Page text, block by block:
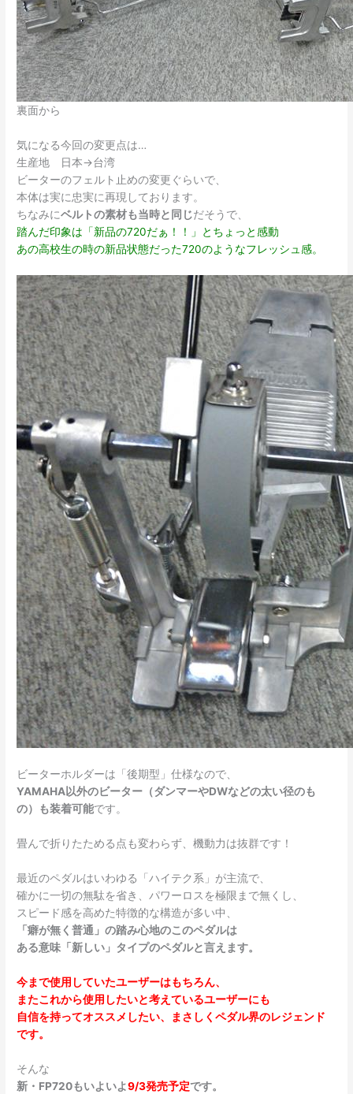
裏面から
気になる今回の変更点は…
生産地 日本→台湾
ビーターのフェルト止めの変更ぐらいで、
本体は実に忠実に再現しております。
ちなみにベルトの素材も当時と同じだそうで、
踏んだ印象は「新品の720だぁ！！」とちょっと感動
あの高校生の時の新品状態だった720のようなフレッシュ感。
ビーターホルダーは「後期型」仕様なので、
YAMAHA以外のビーター（ダンマーやDWなどの太い径のも
の）も装着可能です。
畳んで折りたためる点も変わらず、機動力は抜群です！
最近のペダルはいわゆる「ハイテク系」が主流で、
確かに一切の無駄を省き、パワーロスを極限まで無くし、
スピード感を高めた特徴的な構造が多い中、
「癖が無く普通」の踏み心地のこのペダルは
ある意味「新しい」タイプのペダルと言えます。
今まで使用していたユーザーはもちろん、
またこれから使用したいと考えているユーザーにも
自信を持ってオススメしたい、まさしくペダル界のレジェンド
です。
そんな
新・FP720もいよいよ9/3発売予定です。